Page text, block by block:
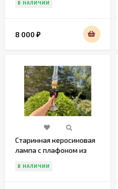
В НАЛИЧИИ
8 000 ₽
Старинная керосиновая
лампа с плафоном из
В НАЛИЧИИ